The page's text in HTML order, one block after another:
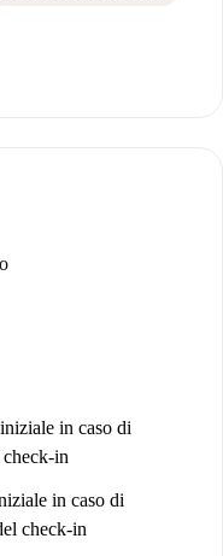
in caso di
in
in caso di
check-in